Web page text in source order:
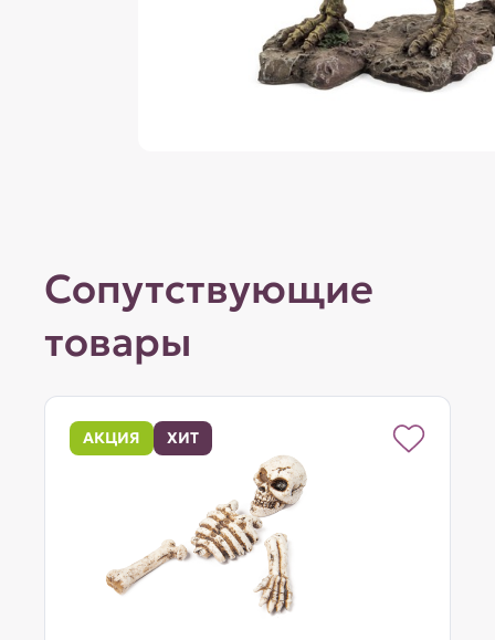
Сопутствующие
товары
АКЦИЯ ХИТ